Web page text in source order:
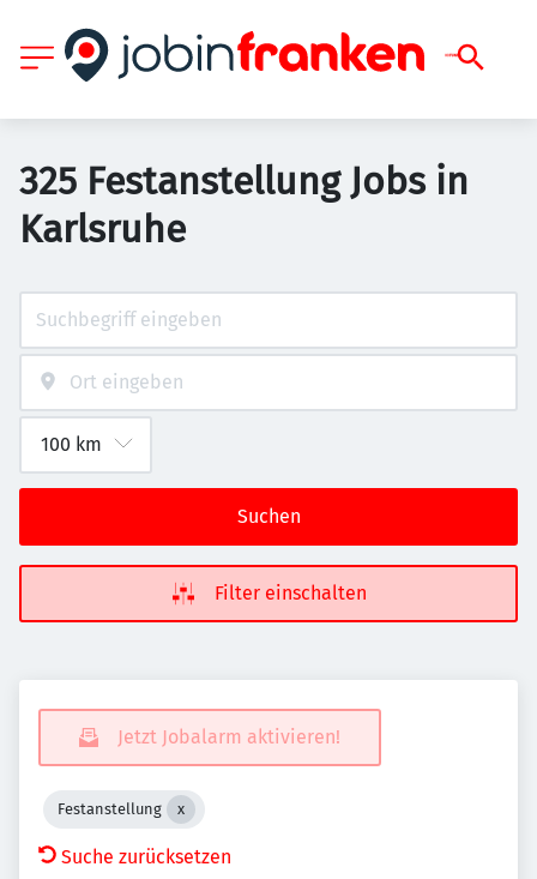
325 Festanstellung Jobs in
Karlsruhe
Suchen
Filter einschalten
Jetzt Jobalarm aktivieren!
Festanstellung
Suche zurücksetzen